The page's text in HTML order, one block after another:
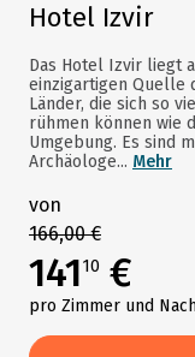
Hotel Izvir
Das Hotel Izvir liegt
einzigartigen Quelle
Länder, die sich so
rühmen können wie
Umgebung. Es sind
Archäologe... Mehr
von
166,00 €
14110 €
pro Zimmer und